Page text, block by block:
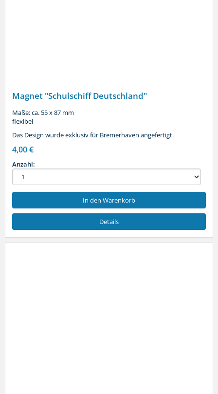
Magnet "Schulschiff Deutschland"
Maße: ca. 55 x 87 mm
flexibel
Das Design wurde exklusiv für Bremerhaven angefertigt.
4,00 €
Anzahl:
In den Warenkorb
Details